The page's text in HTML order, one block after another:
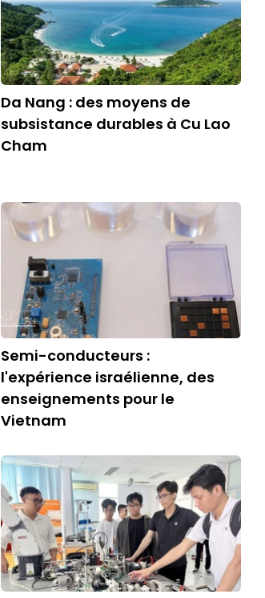
Da Nang : des moyens de
subsistance durables à Cu Lao
Cham
Semi-conducteurs :
l'expérience israélienne, des
enseignements pour le
Vietnam